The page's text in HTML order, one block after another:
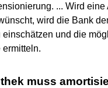
... Wird eine
wird die Bank
einschätzen und die
muss